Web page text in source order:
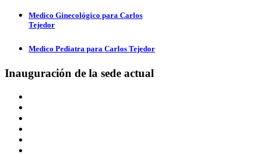
Medico Ginecológico para Carlos
Tejedor
Medico Pediatra para Carlos Tejedor
Inauguración de la sede actual